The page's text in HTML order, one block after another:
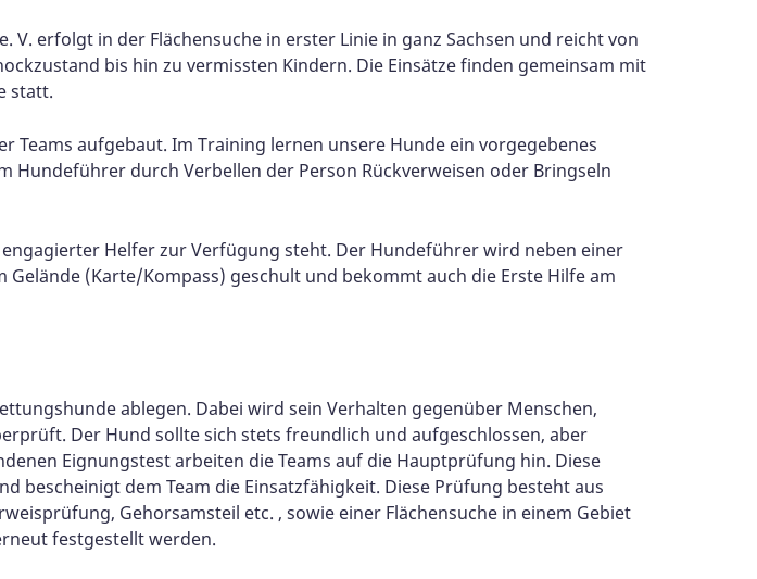
V. erfolgt in der Flächensuche in erster Linie in ganz Sachsen und reicht von
bis hin zu vermissten Kindern. Die Einsätze finden gemeinsam mit
statt.
aufgebaut. Im Training lernen unsere Hunde ein vorgegebenes
Hundeführer durch Verbellen der Person Rückverweisen oder Bringseln
Helfer zur Verfügung steht. Der Hundeführer wird neben einer
(Karte/Kompass) geschult und bekommt auch die Erste Hilfe am
ablegen. Dabei wird sein Verhalten gegenüber Menschen,
Der Hund sollte sich stets freundlich und aufgeschlossen, aber
Eignungstest arbeiten die Teams auf die Hauptprüfung hin. Diese
bescheinigt dem Team die Einsatzfähigkeit. Diese Prüfung besteht aus
Gehorsamsteil etc. , sowie einer Flächensuche in einem Gebiet
festgestellt werden.